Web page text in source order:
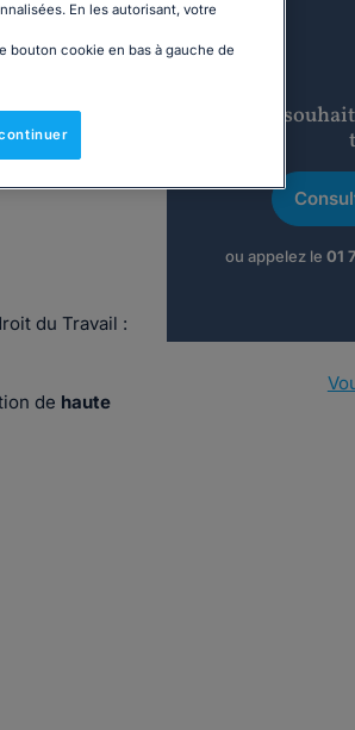
du Travail :
de haute
Vous
ou appelez le 01
En les autorisant, votre
bouton cookie en bas à gauche de